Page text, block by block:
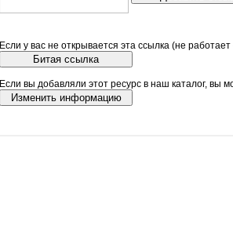
Если у вас не открывается эта ссылка (не
Если вы добавляли этот ресурс в наш каталог, вы